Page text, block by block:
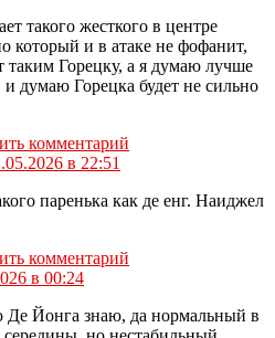
такого жесткого в центре
который и в атаке не фофанит,
таким Горецку, а я думаю лучше
думаю Горецка будет не сильно
комментарий
в 22:51
паренька как де енг. Наиджел
комментарий
в 00:24
Де Йонга знаю, да нормальный в